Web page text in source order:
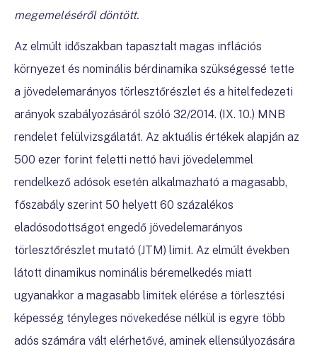
megemeléséről döntött.
Az elmúlt időszakban tapasztalt magas inflációs
környezet és nominális bérdinamika szükségessé tette
a jövedelemarányos törlesztőrészlet és a hitelfedezeti
arányok szabályozásáról szóló 32/2014. (IX. 10.) MNB
rendelet felülvizsgálatát. Az aktuális értékek alapján az
500 ezer forint feletti nettó havi jövedelemmel
rendelkező adósok esetén alkalmazható a magasabb,
főszabály szerint 50 helyett 60 százalékos
eladósodottságot engedő jövedelemarányos
törlesztőrészlet mutató (JTM) limit. Az elmúlt években
látott dinamikus nominális béremelkedés miatt
ugyanakkor a magasabb limitek elérése a törlesztési
képesség tényleges növekedése nélkül is egyre több
adós számára vált elérhetővé, aminek ellensúlyozására